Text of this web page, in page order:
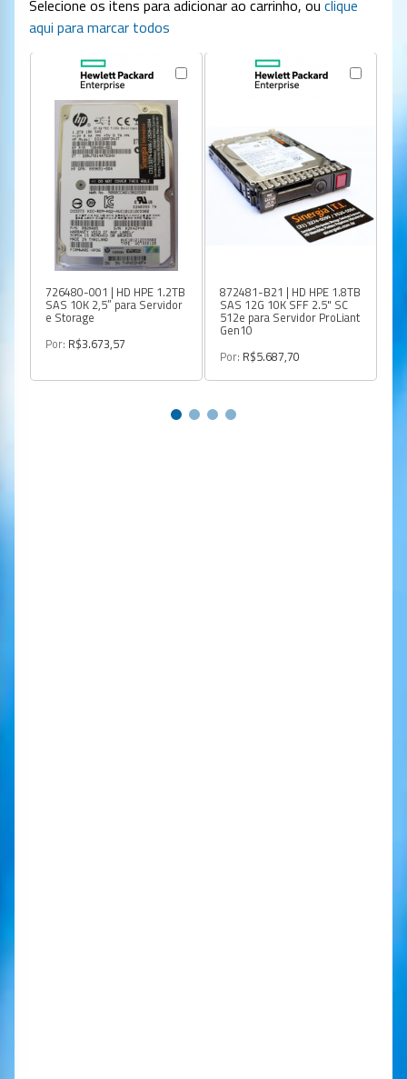
Selecione os itens para adicionar ao carrinho, ou clique
aqui para marcar todos
726480-001 | HD HPE 1.2TB
SAS 10K 2,5” para Servidor
e Storage
Por: R$3.673,57
872481-B21 | HD HPE 1.8TB
SAS 12G 10K SFF 2.5" SC
512e para Servidor ProLiant
Gen10
Por: R$5.687,70